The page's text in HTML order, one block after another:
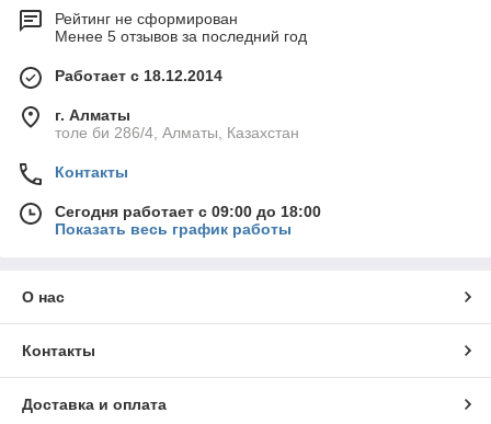
Рейтинг не сформирован
Менее 5 отзывов за последний год
Работает с 18.12.2014
г. Алматы
толе би 286/4, Алматы, Казахстан
Контакты
Сегодня работает с 09:00 до 18:00
Показать весь график работы
О нас
Контакты
Доставка и оплата